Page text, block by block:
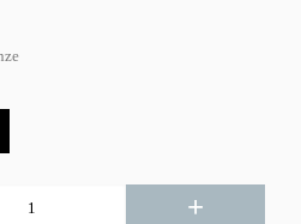
+